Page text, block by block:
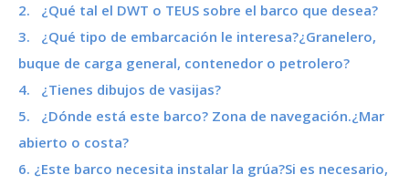
2. ¿Qué tal el DWT o TEUS sobre el barco que desea?
3. ¿Qué tipo de embarcación le interesa?¿Granelero,
buque de carga general, contenedor o petrolero?
4. ¿Tienes dibujos de vasijas?
5. ¿Dónde está este barco? Zona de navegación.¿Mar
abierto o costa?
6. ¿Este barco necesita instalar la grúa?Si es necesario,